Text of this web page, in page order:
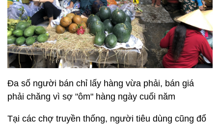
Đa số người bán chỉ lấy hàng vừa phải, bán giá
phải chăng vì sợ "ôm" hàng ngày cuối năm
Tại các chợ truyền thống, người tiêu dùng cũng đổ